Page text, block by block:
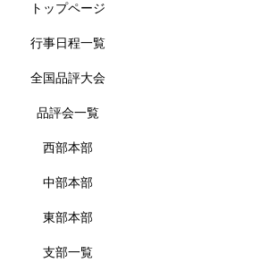
トップページ
行事日程一覧
全国品評大会
品評会一覧
西部本部
中部本部
東部本部
支部一覧